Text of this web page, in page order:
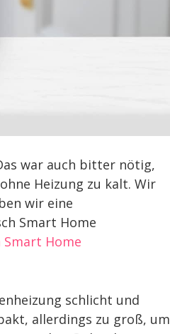
war auch bitter nötig,
Heizung zu kalt. Wir
wir eine
Smart Home
Smart Home
schlicht und
allerdings zu groß, um